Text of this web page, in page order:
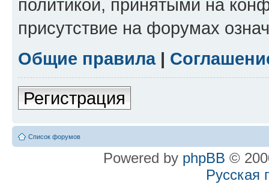
политикой, принятыми на
присутствие на форумах
Общие правила|
Регистрация
Список форумов
Powered by phpBB ©
Русская